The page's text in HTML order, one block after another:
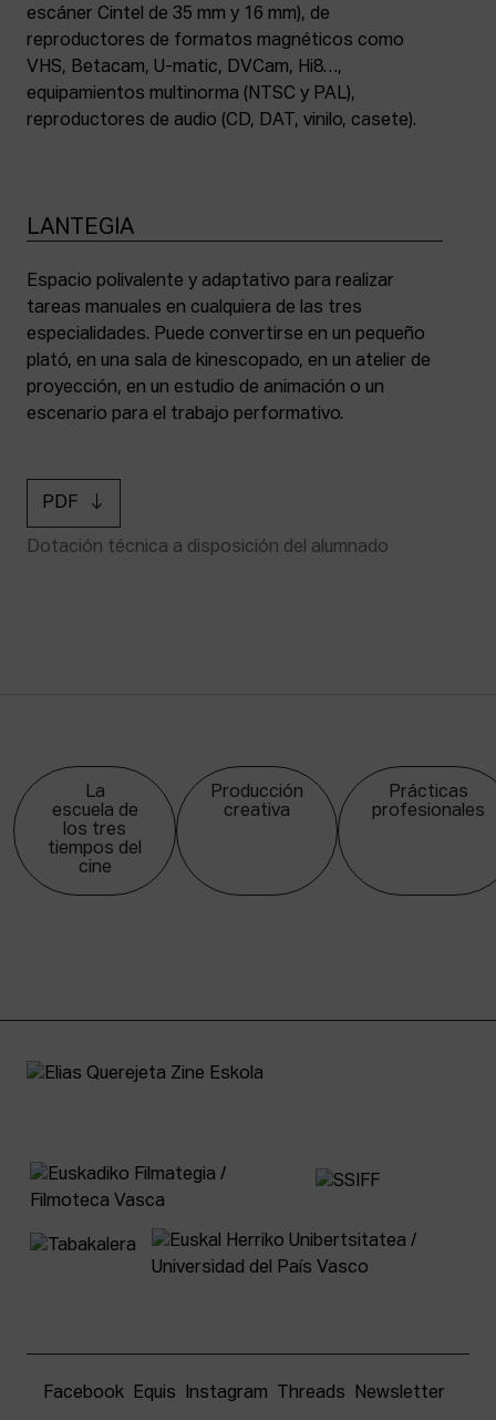
escáner Cintel de 35 mm y 16 mm), de
reproductores de formatos magnéticos como
VHS, Betacam, U-matic, DVCam, Hi8…,
equipamientos multinorma (NTSC y PAL),
reproductores de audio (CD, DAT, vinilo, casete).
LANTEGIA
Espacio polivalente y adaptativo para realizar
tareas manuales en cualquiera de las tres
especialidades. Puede convertirse en un pequeño
plató, en una sala de kinescopado, en un atelier de
proyección, en un estudio de animación o un
escenario para el trabajo performativo.
PDF
Dotación técnica a disposición del alumnado
La
escuela de
los tres
tiempos del
cine
Producción
creativa
Prácticas
profesionales
Facebook Equis Instagram Threads Newsletter